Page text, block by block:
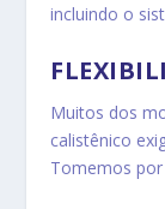
incluindo o
Muitos dos
calistênico
Tomemos